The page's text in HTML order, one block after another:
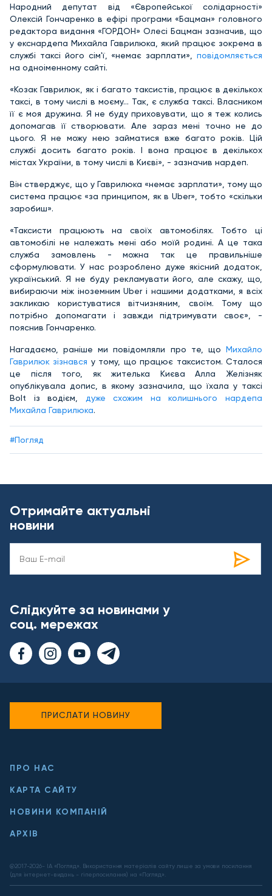
Народний депутат від «Європейської солідарності»
Олексій Гончаренко в ефірі програми «Бацман» головного
редактора видання «ГОРДОН» Олесі Бацман зазначив, що
у екснардепа Михайла Гаврилюка, який працює зокрема в
службі таксі його сім'ї, «немає зарплати», повідомляється
на одноіменному сайті.
«Козак Гаврилюк, як і багато таксистів, працює в декількох
таксі, в тому числі в моєму… Так, є служба таксі. Власником
її є моя дружина. Я не буду приховувати, що я теж колись
допомагав її створювати. Але зараз мені точно не до
цього. Я не можу нею займатися вже багато років. Цій
службі досить багато років. І вона працює в декількох
містах України, в тому числі в Києві», - зазначив нардеп.
Він стверджує, що у Гаврилюка «немає зарплати», тому що
система працює «за принципом, як в Uber», тобто «скільки
заробиш».
«Таксисти працюють на своїх автомобілях. Тобто ці
автомобілі не належать мені або моїй родині. А це така
служба замовлень - можна так це правильніше
сформулювати. У нас розроблено дуже якісний додаток,
український. Я не буду рекламувати його, але скажу, що,
вибираючи між іноземним Uber і нашими додатками, я всіх
закликаю користуватися вітчизняним, своїм. Тому що
потрібно допомагати і завжди підтримувати своє», -
пояснив Гончаренко.
Нагадаємо, раніше ми повідомляли про те, що Михайло
Гаврилюк зізнався у тому, що працює таксистом. Сталося
це після того, як жителька Києва Алла Желізняк
опублікувала допис, в якому зазначила, що їхала у таксі
Bolt із водієм,
дуже схожим на колишнього нардепа
Михайла Гаврилюка.
#Погляд
Отримайте актуальні
новини
Слідкуйте за новинами у
соц. мережах
ПРО НАС
КАРТА САЙТУ
НОВИНИ КОМПАНІЙ
АРХІВ
@2017-2026- ІА «Погляд». Використання матеріалів сайту лише за умови посилання
(для інтернет-видань - гіперпосилання) на «Погляд».
ПРИСЛАТИ НОВИНУ